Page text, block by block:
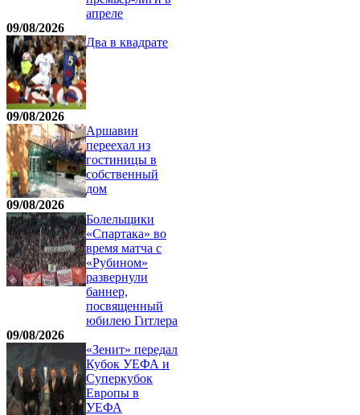
апреле
09/08/2026
Два в квадрате
09/08/2026
Аршавин
переехал из
гостиницы в
собственный
дом
09/08/2026
Болельщики
«Спартака» во
время матча с
«Рубином»
развернули
баннер,
посвященный
юбилею Гитлера
09/08/2026
«Зенит» передал
Кубок УЕФА и
Суперкубок
Европы в
УЕФА